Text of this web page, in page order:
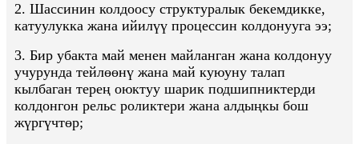
2. Шассинин колдоосу структуралык бекемдикке,
катуулукка жана ийилүү процессин колдонууга ээ;
3. Бир убакта май менен майланган жана колдонуу
учурунда тейлөөнү жана май куюуну талап
кылбаган терең оюктуу шарик подшипниктерди
колдонгон рельс роликтери жана алдыңкы бош
жүргүчтөр;